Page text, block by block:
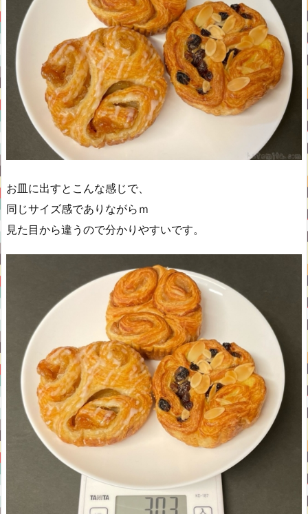
お皿に出すとこんな感じで、
同じサイズ感でありながらｍ
見た目から違うので分かりやすいです。